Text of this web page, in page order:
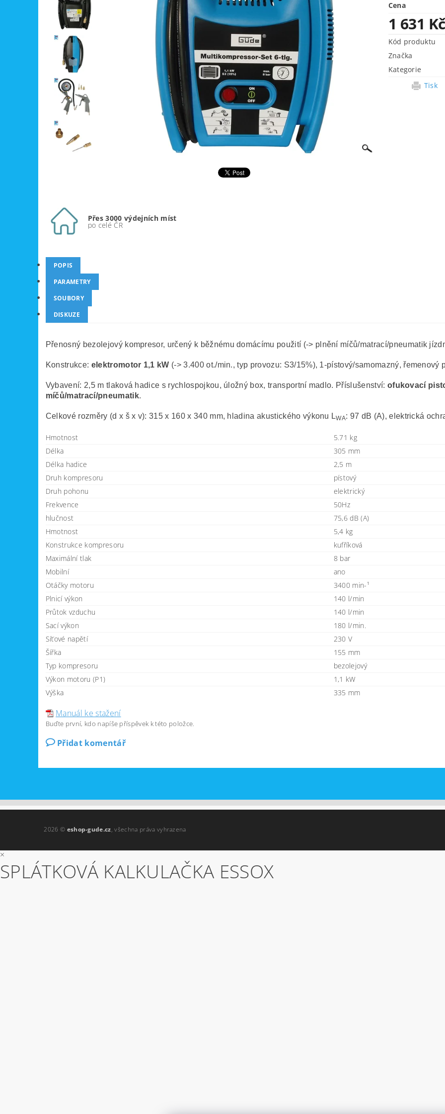
Cena
1 631 Kč
Kód produktu
Značka
Kategorie
Tisk
Přes 3000 výdejních míst
po celé ČR
POPIS
PARAMETRY
SOUBORY
DISKUZE
Přenosný bezolejový kompresor, určený k běžnému domácímu použití (-> plnění míčů/matrací/pneumatik
Konstrukce: elektromotor 1,1 kW (-> 3.400 ot./min., typ provozu: S3/15%), 1-pístový/samomazný, řemenový
Vybavení: 2,5 m tlaková hadice s rychlospojkou, úložný box, transportní madlo. Příslušenství: ofukovací
míčů/matrací/pneumatik.
Celkové rozměry (d x š x v): 315 x 160 x 340 mm, hladina akustického výkonu LWA: 97 dB (A), elektrická
Hmotnost
5.71 kg
Délka
305 mm
Délka hadice
2,5 m
Druh kompresoru
pístový
Druh pohonu
elektrický
Frekvence
50Hz
hlučnost
75,6 dB (A)
Hmotnost
5,4 kg
Konstrukce kompresoru
kufříková
Maximální tlak
8 bar
Mobilní
ano
Otáčky motoru
3400 min-¹
Plnicí výkon
140 l/min
Průtok vzduchu
140 l/min
Sací výkon
180 l/min.
Síťové napětí
230 V
Šířka
155 mm
Typ kompresoru
bezolejový
Výkon motoru (P1)
1,1 kW
Výška
335 mm
Manuál ke stažení
Buďte první, kdo napíše příspěvek k této položce.
Přidat komentář
2026 © eshop-gude.cz, všechna práva vyhrazena
×
SPLÁTKOVÁ KALKULAČKA ESSOX